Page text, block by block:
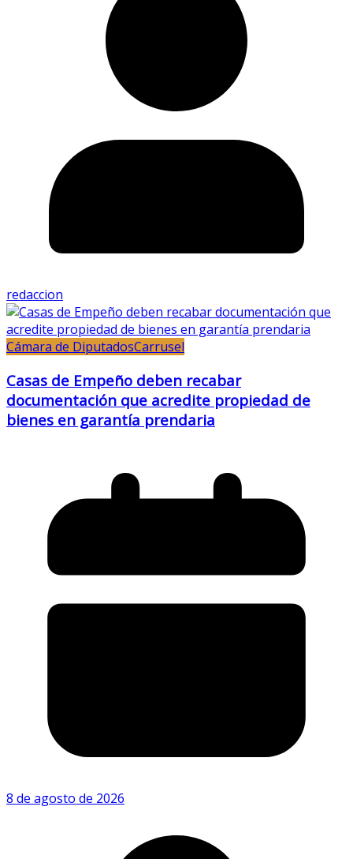
redaccion
Cámara de DiputadosCarrusel
Casas de Empeño deben recabar
documentación que acredite propiedad de
bienes en garantía prendaria
8 de agosto de 2026